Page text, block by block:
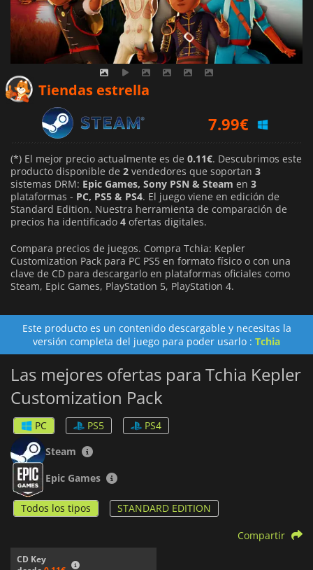
Tiendas estrella
7.99€
(*) El mejor precio actualmente es de 0.11€. Descubrimos este
producto disponible de 2 vendedores que soportan 3
sistemas DRM: Epic Games, Sony PSN & Steam en 3
plataformas - PC, PS5 & PS4. El juego viene en edición de
Standard Edition. Nuestra herramienta de comparación de
precios ha identificado 4 ofertas digitales.
Compara precios de juegos. Compra Tchia: Kepler
Customization Pack para PC PS5 en formato físico o con una
clave de CD para descargarlo en plataformas oficiales como
Steam, Epic Games, PlayStation 5, PlayStation 4.
Este producto es un contenido descargable y necesitas la
versión completa del juego para poder usarlo : Tchia
Las mejores ofertas para Tchia Kepler
Customization Pack
PC PS5
PS4
Steam
Epic Games
Todos los tipos STANDARD EDITION
CD Key
Compartir